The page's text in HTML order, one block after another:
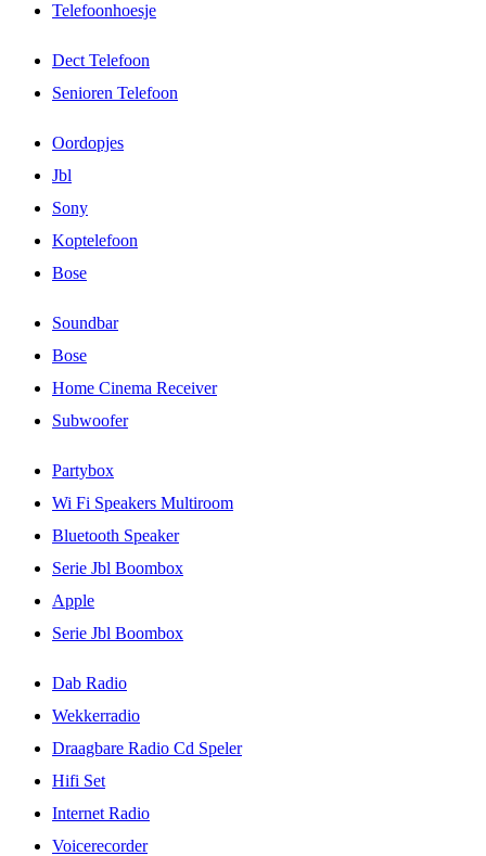
Telefoonhoesje
Dect Telefoon
Senioren Telefoon
Oordopjes
Jbl
Sony
Koptelefoon
Bose
Soundbar
Bose
Home Cinema Receiver
Subwoofer
Partybox
Wi Fi Speakers Multiroom
Bluetooth Speaker
Serie Jbl Boombox
Apple
Serie Jbl Boombox
Dab Radio
Wekkerradio
Draagbare Radio Cd Speler
Hifi Set
Internet Radio
Voicerecorder